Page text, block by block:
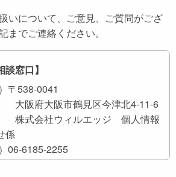
いについて、ご意見、ご質問がござ
までご連絡ください。
談窓口】
538-0041
阪市鶴見区今津北4-11-6
ウィルエッジ 個人情報
係
6185-2255